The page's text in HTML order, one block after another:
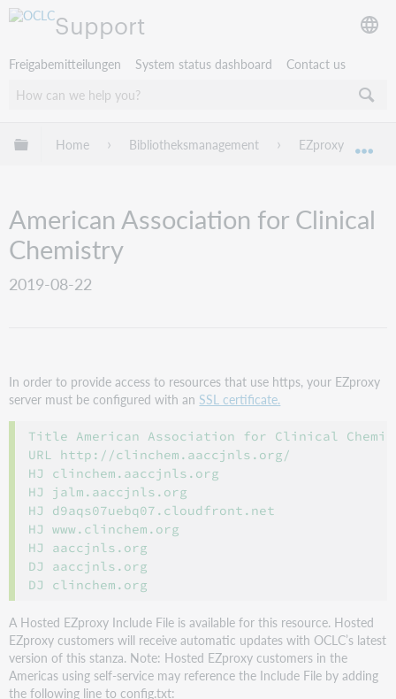
Support
Freigabemitteilungen System status dashboard Contact us
Globale Hierarchie expandieren/verbergen
Home Bibliotheksmanagement EZproxy
American Association for Clinical
Chemistry
2019-08-22
In order to provide access to resources that use https, your EZproxy
server must be configured with an SSL certificate.
Title American Association for Clinical
URL http://clinchem.aaccjnls.org/
HJ clinchem.aaccjnls.org
HJ jalm.aaccjnls.org
HJ d9aqs07uebq07.cloudfront.net
HJ www.clinchem.org
HJ aaccjnls.org
DJ aaccjnls.org
A Hosted EZproxy Include File is available for this resource. Hosted
EZproxy customers will receive automatic updates with OCLC’s latest
version of this stanza. Note: Hosted EZproxy customers in the
Americas using self-service may reference the Include File by adding
the following line to config.txt: